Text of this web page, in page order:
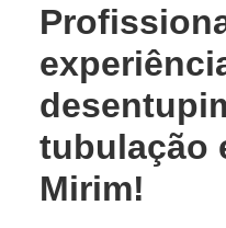
tubulação
Mirim!